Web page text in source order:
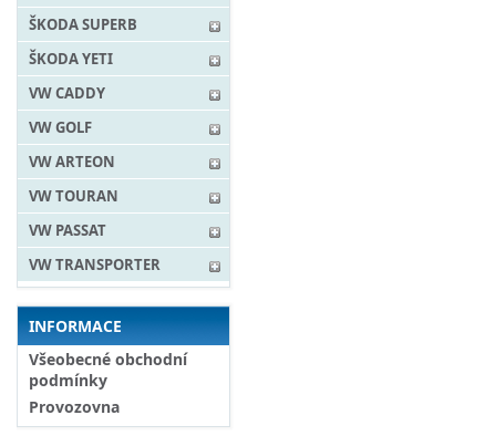
ŠKODA SUPERB
ŠKODA YETI
VW CADDY
VW GOLF
VW ARTEON
VW TOURAN
VW PASSAT
VW TRANSPORTER
INFORMACE
Všeobecné obchodní
podmínky
Provozovna